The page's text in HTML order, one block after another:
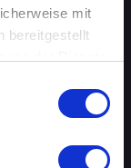
mit
bereitgestellt